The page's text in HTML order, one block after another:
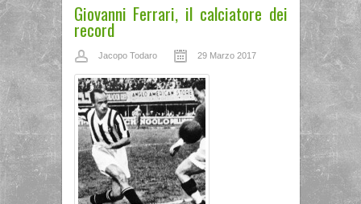
Giovanni Ferrari, il calciatore dei
record
Jacopo Todaro 29 Marzo 2017